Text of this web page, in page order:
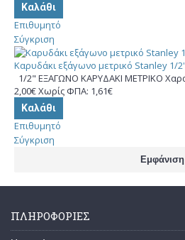
Καλάθι
Επιθυμητό
Σύγκριση
Καρυδάκι εξάγωνο μετρικό Stanley 1/
1/2" ΕΞΑΓΩΝΟ ΚΑΡΥΔΑΚΙ ΜΕΤΡΙΚΟ
2,00€Χωρίς ΦΠΑ: 1,61€
Καλάθι
Επιθυμητό
Σύγκριση
ΠΛΗΡΟΦΟΡΊΕΣ